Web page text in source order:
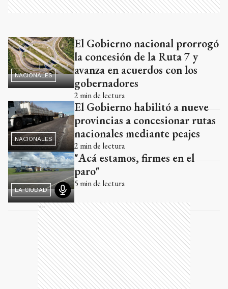
NACIONALES
El Gobierno nacional prorrogó
la concesión de la Ruta 7 y
avanza en acuerdos con los
gobernadores
2 min de lectura
NACIONALES
El Gobierno habilitó a nueve
provincias a concesionar rutas
nacionales mediante peajes
2 min de lectura
LA CIUDAD
"Acá estamos, firmes en el
paro"
5 min de lectura
Ads